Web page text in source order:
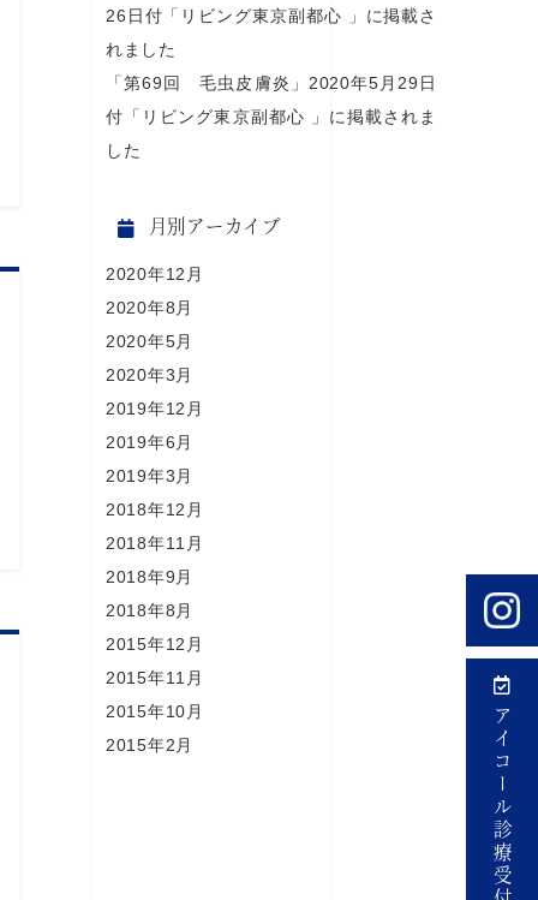
アイコール診療受付
26日付「リビング東京副都心 」に掲載さ
れました
「第69回 毛虫皮膚炎」2020年5月29日
付「リビング東京副都心 」に掲載されま
した
月別アーカイブ
2020年12月
2020年8月
2020年5月
2020年3月
2019年12月
2019年6月
2019年3月
2018年12月
2018年11月
2018年9月
2018年8月
2015年12月
2015年11月
2015年10月
2015年2月